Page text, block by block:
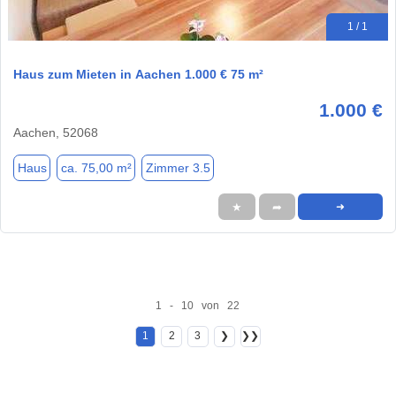
1 / 1
Haus zum Mieten in Aachen 1.000 € 75 m²
1.000 €
Aachen, 52068
Haus ca. 75,00 m² Zimmer 3.5
★ ➦ ➜
1 - 10 von 22
1 2 3 ❯ ❯❯